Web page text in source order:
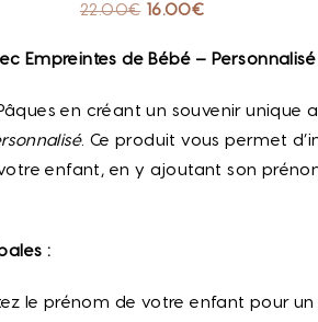
22.00€ 16.00€
Empreintes de Bébé –
en créant un souvenir unique
. Ce produit vous permet
enfant, en y ajoutant son
:
le prénom de votre enfant pour